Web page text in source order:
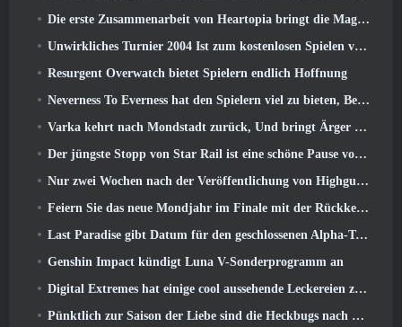
Die erste Zusammenarbeit von Heartopia bringt die Magie der Freundschaft meines kleinen Ponys
Unwirkliches Turnier 2004 Ist zum kostenlosen Spielen verfügbar und Epic wird niemanden deswegen verklagen
Resurgent Overwatch bietet Spielern endlich Hoffnung
Neverness To Everness hat den Spielern viel zu bieten, Besonders lustig
Varka kehrt nach Mondstadt zurück, Und bringt Ärger mit sich im Luna V-Update von Genshin Impact
Der jüngste Stopp von Star Rail ist eine schöne Pause vom Trauma
Nur zwei Wochen nach der Veröffentlichung von Highguard gibt Wildlight Entertainment Entlassungen bekannt
Feiern Sie das neue Mondjahr im Finale mit der Rückkehr des „Bank It Mode“
Last Paradise gibt Datum für den geschlossenen Alpha-Test bekannt
Genshin Impact kündigt Luna V-Sonderprogramm an
Digital Extremes hat einige cool aussehende Leckereien zur Feier des Mondneujahrs in Warframe zusammengestellt
Pünktlich zur Saison der Liebe sind die Heckbugs nach Trove zurückgekehrt